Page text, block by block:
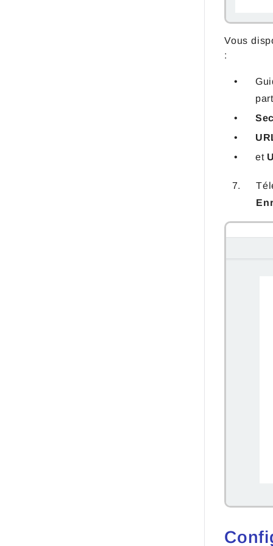
Vous
:
et